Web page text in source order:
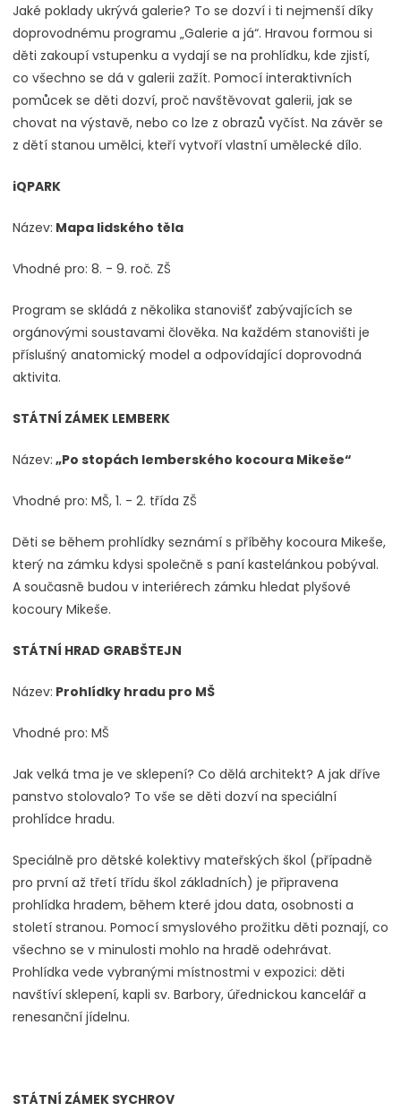
Jaké poklady ukrývá galerie? To se dozví i ti nejmenší díky
doprovodnému programu „Galerie a já“. Hravou formou si
děti zakoupí vstupenku a vydají se na prohlídku, kde zjistí,
co všechno se dá v galerii zažít. Pomocí interaktivních
pomůcek se děti dozví, proč navštěvovat galerii, jak se
chovat na výstavě, nebo co lze z obrazů vyčíst. Na závěr se
z dětí stanou umělci, kteří vytvoří vlastní umělecké dílo.
iQPARK
Název: Mapa lidského těla
Vhodné pro: 8. - 9. roč. ZŠ
Program se skládá z několika stanovišť zabývajících se
orgánovými soustavami člověka. Na každém stanovišti je
příslušný anatomický model a odpovídající doprovodná
aktivita.
STÁTNÍ ZÁMEK LEMBERK
Název: „Po stopách lemberského kocoura Mikeše“
Vhodné pro: MŠ, 1. - 2. třída ZŠ
Děti se během prohlídky seznámí s příběhy kocoura Mikeše,
který na zámku kdysi společně s paní kastelánkou pobýval.
A současně budou v interiérech zámku hledat plyšové
kocoury Mikeše.
STÁTNÍ HRAD GRABŠTEJN
Název: Prohlídky hradu pro MŠ
Vhodné pro: MŠ
Jak velká tma je ve sklepení? Co dělá architekt? A jak dříve
panstvo stolovalo? To vše se děti dozví na speciální
prohlídce hradu.
Speciálně pro dětské kolektivy mateřských škol (případně
pro první až třetí třídu škol základních) je připravena
prohlídka hradem, během které jdou data, osobnosti a
století stranou. Pomocí smyslového prožitku děti poznají, co
všechno se v minulosti mohlo na hradě odehrávat.
Prohlídka vede vybranými místnostmi v expozici: děti
navštíví sklepení, kapli sv. Barbory, úřednickou kancelář a
renesanční jídelnu.
STÁTNÍ ZÁMEK SYCHROV